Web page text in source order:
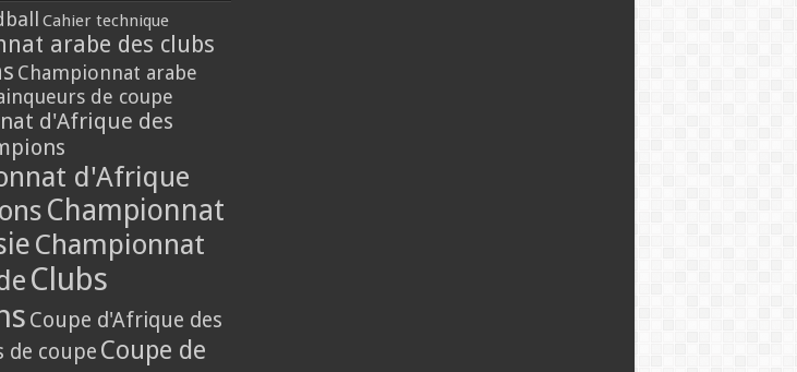
Cahier technique
arabe des clubs
Championnat arabe
de coupe
d'Afrique des
d'Afrique
Championnat
Championnat
Clubs
Coupe d'Afrique des
de coupe Coupe de